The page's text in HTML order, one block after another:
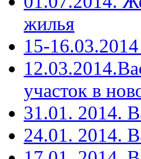
жилья
15-
участок в
31.01. 2014.
24.01. 2014.